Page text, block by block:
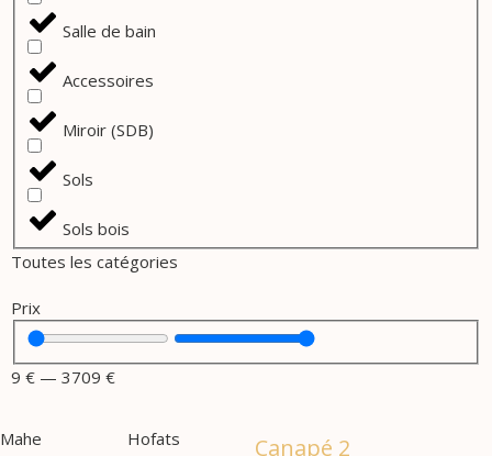
Salle de bain
Accessoires
Miroir (SDB)
Sols
Sols bois
Toutes les catégories
Prix
9 € — 3709 €
Mahe Hofats Canapé 2